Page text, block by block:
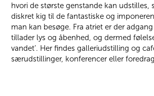
hvori de største genstande kan udstilles,
diskret kig til de fantastiske og
man kan besøge. Fra atriet er der
tillader lys og åbenhed, og dermed
vandet’. Her findes galleriudstilling og
særudstillinger, konferencer eller